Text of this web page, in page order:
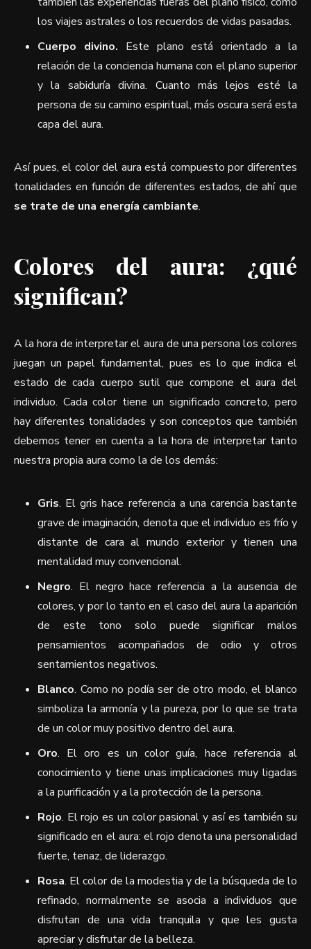
los viajes astrales o los recuerdos de vidas pasadas.
Cuerpo divino. Este plano está orientado a la
relación de la conciencia humana con el plano superior
y la sabiduría divina. Cuanto más lejos esté la
persona de su camino espiritual, más oscura será esta
capa del aura.
Así pues, el color del aura está compuesto por diferentes
tonalidades en función de diferentes estados, de ahí que
se trate de una energía cambiante.
Colores del aura: ¿qué
significan?
A la hora de interpretar el aura de una persona los colores
juegan un papel fundamental, pues es lo que indica el
estado de cada cuerpo sutil que compone el aura del
individuo. Cada color tiene un significado concreto, pero
hay diferentes tonalidades y son conceptos que también
debemos tener en cuenta a la hora de interpretar tanto
nuestra propia aura como la de los demás:
Gris. El gris hace referencia a una carencia bastante
grave de imaginación, denota que el individuo es frío y
distante de cara al mundo exterior y tienen una
mentalidad muy convencional.
Negro. El negro hace referencia a la ausencia de
colores, y por lo tanto en el caso del aura la aparición
de este tono solo puede significar malos
pensamientos acompañados de odio y otros
sentamientos negativos.
Blanco. Como no podía ser de otro modo, el blanco
simboliza la armonía y la pureza, por lo que se trata
de un color muy positivo dentro del aura.
Oro. El oro es un color guía, hace referencia al
conocimiento y tiene unas implicaciones muy ligadas
a la purificación y a la protección de la persona.
Rojo. El rojo es un color pasional y así es también su
significado en el aura: el rojo denota una personalidad
fuerte, tenaz, de liderazgo.
Rosa. El color de la modestia y de la búsqueda de lo
refinado, normalmente se asocia a individuos que
disfrutan de una vida tranquila y que les gusta
apreciar y disfrutar de la belleza.